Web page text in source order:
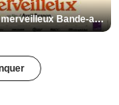
Les Matins merveilleux Bande-annonce VF